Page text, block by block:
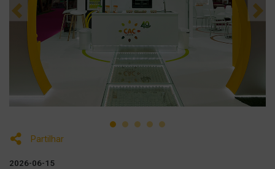
Previous
Partilhar
2026-06-15